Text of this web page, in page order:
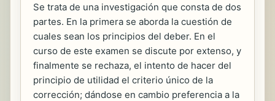
Se trata de una investigación que consta de dos
partes. En la primera se aborda la cuestión de
cuales sean los principios del deber. En el
curso de este examen se discute por extenso, y
finalmente se rechaza, el intento de hacer del
principio de utilidad el criterio único de la
corrección; dándose en cambio preferencia a la